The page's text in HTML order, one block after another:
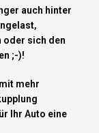
auch hinter
oder sich den
;-)!
mehr
Ihr Auto eine